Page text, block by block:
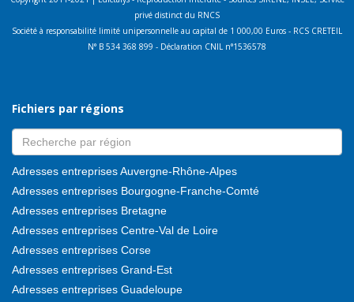
privé distinct du RNCS
Société à responsabilité limité unipersonnelle au capital de 1 000,00 Euros - RCS CRETEIL
N° B 534 368 899 - Déclaration CNIL n°1536578
Fichiers par régions
Adresses entreprises Auvergne-Rhône-Alpes
Adresses entreprises Bourgogne-Franche-Comté
Adresses entreprises Bretagne
Adresses entreprises Centre-Val de Loire
Adresses entreprises Corse
Adresses entreprises Grand-Est
Adresses entreprises Guadeloupe